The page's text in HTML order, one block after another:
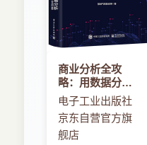
商业分析全攻
略：用数据分析
解决商业问题
电子工业出版社
京东自营官方旗
舰店